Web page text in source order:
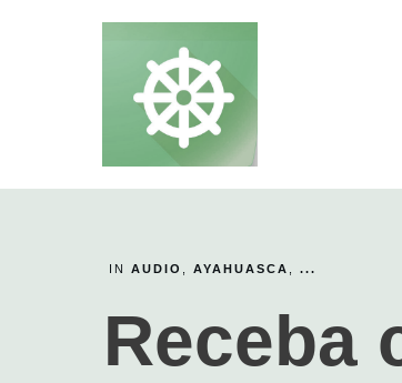
IN AUDIO AYAHUASCA ...
Receba